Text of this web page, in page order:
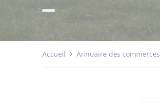
Accueil Annuaire des commerces